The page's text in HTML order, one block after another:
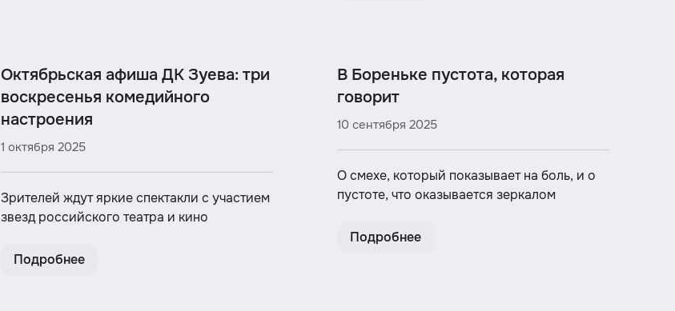
Октябрьская афиша ДК Зуева: три
воскресенья комедийного
настроения
1 октября 2025
Зрителей ждут яркие спектакли с участием
звезд российского театра и кино
Подробнее
В Бореньке пустота, которая
говорит
10 сентября 2025
О смехе, который показывает на боль, и о
пустоте, что оказывается зеркалом
Подробнее